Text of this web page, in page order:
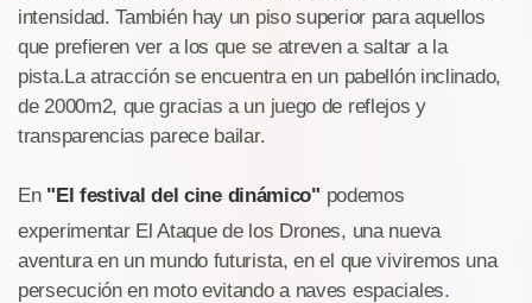
intensidad. También hay un piso superior para aquellos
que prefieren ver a los que se atreven a saltar a la
pista.La atracción se encuentra en un pabellón inclinado,
de 2000m2, que gracias a un juego de reflejos y
transparencias parece bailar.
En "El festival del cine dinámico" podemos
experimentar El Ataque de los Drones, una nueva
aventura en un mundo futurista, en el que viviremos una
persecución en moto evitando a naves espaciales.